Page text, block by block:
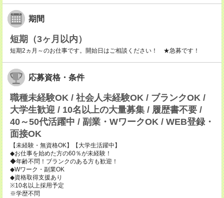
期間
短期（3ヶ月以内）
短期2ヵ月～のお仕事です。開始日はご相談ください！ ★急募です！
応募資格・条件
職種未経験OK / 社会人未経験OK / ブランクOK /
大学生歓迎 / 10名以上の大量募集 / 履歴書不要 /
40～50代活躍中 / 副業・WワークOK / WEB登録・
面接OK
【未経験・無資格OK】【大学生活躍中】
◆お仕事を始めた方の60％が未経験！
◆年齢不問！ブランクのある方も歓迎！
◆Wワーク・副業OK
◆資格取得支援あり
※10名以上採用予定
※学歴不問